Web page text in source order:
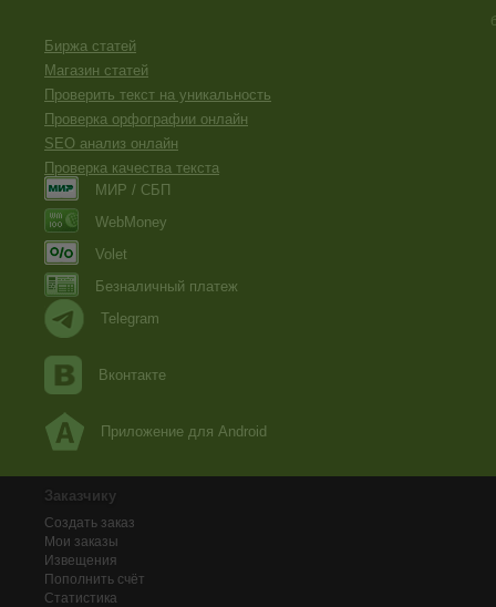
Все счастливые семьи похожи друг на друга, каждая
Все смешалось в доме Облонских. Жена узнала, что
«Анна Каренина», Лев Толстой
Ну и как от такого оторваться?
Успехов вам, автор. Хочется, чтобы вас читали)))
Биржа статей
Магазин статей
Проверить текст на уникальность
Проверка орфографии онлайн
SEO анализ онлайн
Проверка качества текста
МИР / СБП
WebMoney
Volet
Безналичный платеж
Telegram
Вконтакте
Приложение для Android
Заказчику
Создать заказ
Мои заказы
Извещения
Пополнить счёт
Статистика